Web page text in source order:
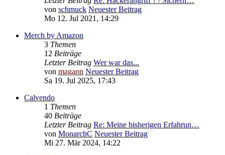
von schmuck Neuester Beitrag
Mo 12. Jul 2021, 14:29
Merch by Amazon
3 Themen
12 Beiträge
Letzter Beitrag Wer war das...
von magann Neuester Beitrag
Sa 19. Jul 2025, 17:43
Calvendo
1 Themen
40 Beiträge
Letzter Beitrag Re: Meine bisherigen Erfahrun…
von MonarchC Neuester Beitrag
Mi 27. Mär 2024, 14:22